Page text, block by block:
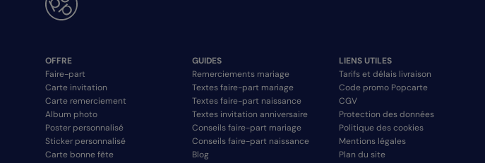
OFFRE
Faire-part
Carte invitation
Carte remerciement
Album photo
Poster personnalisé
Sticker personnalisé
Carte bonne fête
GUIDES
Remerciements mariage
Textes faire-part mariage
Textes faire-part naissance
Textes invitation anniversaire
Conseils faire-part mariage
Conseils faire-part naissance
Blog
LIENS UTILES
Tarifs et délais livraison
Code promo Popcarte
CGV
Protection des données
Politique des cookies
Mentions légales
Plan du site